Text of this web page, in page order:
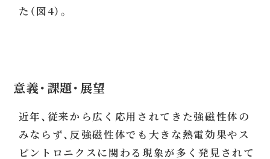
た（図4）。
意義・課題・展望
近年、従来から広く応用されてきた強磁性体の
みならず、反強磁性体でも大きな熱電効果やス
ピントロニクスに関わる現象が多く発見されて